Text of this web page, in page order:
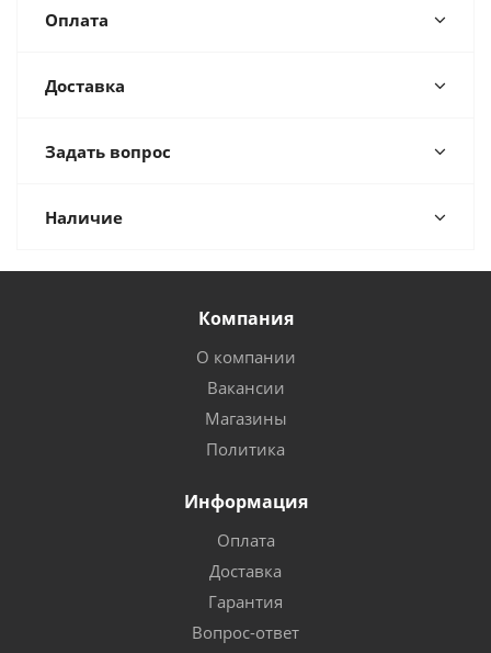
Оплата
Доставка
Задать вопрос
Наличие
Компания
О компании
Вакансии
Магазины
Политика
Информация
Оплата
Доставка
Гарантия
Вопрос-ответ